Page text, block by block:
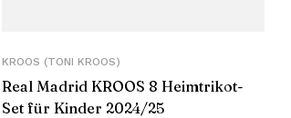
KROOS (TONI KROOS)
Real Madrid KROOS 8 Heimtrikot-
Set für Kinder 2024/25